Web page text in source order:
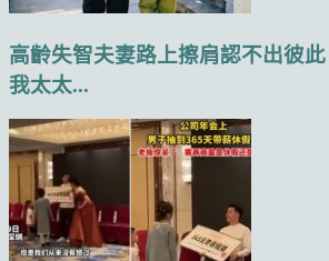
高齡失智夫妻路上擦肩認不出彼此
我太太...